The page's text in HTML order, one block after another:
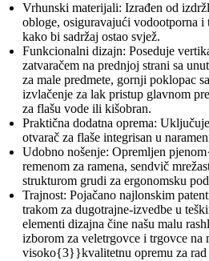
Vrhunski materijali: Izrađen od
obloge, osiguravajući vodootporna i
kako bi sadržaj ostao svjež.
Funkcionalni dizajn: Poseduje
zatvaračem na prednjoj strani sa
za male predmete, gornji poklopac
izvlačenje za lak pristup glavnom
za flašu vode ili kišobran.
Praktična dodatna oprema:
otvarač za flaše integrisan u
Udobno nošenje: Opremljen
remenom za ramena, sendvič
strukturom grudi za ergonomsku
Trajnost: Pojačano najlonskim
trakom za dugotrajne-izvedbe u
elementi dizajna čine našu malu
izborom za veletrgovce i trgovce na
visoko{3}}kvalitetnu opremu za rad